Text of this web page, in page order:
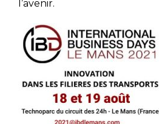
l’avenir.